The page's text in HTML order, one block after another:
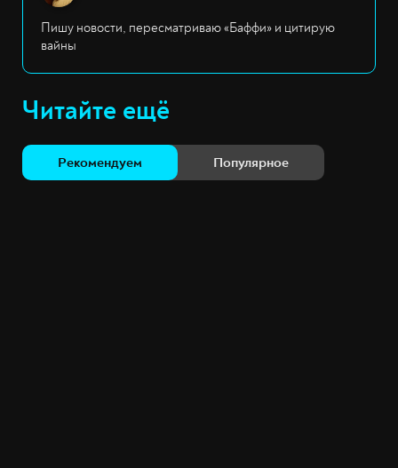
Пишу новости, пересматриваю «Баффи» и цитирую
вайны
Читайте ещё
Рекомендуем Популярное